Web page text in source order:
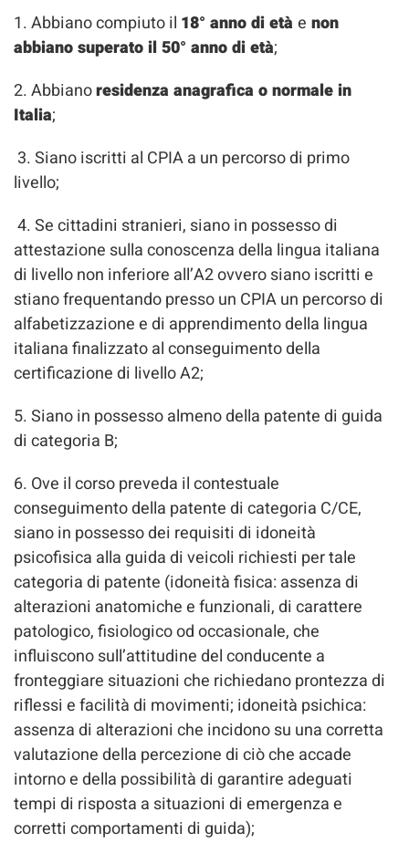
1. Abbiano compiuto il 18° anno di età e non
abbiano superato il 50° anno di età;
2. Abbianoresidenza anagrafica o normale in
Italia;
3. Siano iscritti al CPIA a un percorso di primo
livello;
4. Se cittadini stranieri, siano in possesso di
attestazione sulla conoscenza della lingua italiana
di livello non inferiore all’A2 ovvero siano iscritti e
stiano frequentando presso un CPIA un percorso di
alfabetizzazione e di apprendimento della lingua
italiana finalizzato al conseguimento della
certificazione di livello A2;
5. Siano in possesso almeno della patente di guida
di categoria B;
6. Ove il corso preveda il contestuale
conseguimento della patente di categoria C/CE,
siano in possesso dei requisiti di idoneità
psicofisica alla guida di veicoli richiesti per tale
categoria di patente (idoneità fisica: assenza di
alterazioni anatomiche e funzionali, di carattere
patologico, fisiologico od occasionale, che
influiscono sull’attitudine del conducente a
fronteggiare situazioni che richiedano prontezza di
riflessi e facilità di movimenti; idoneità psichica:
assenza di alterazioni che incidono su una corretta
valutazione della percezione di ciò che accade
intorno e della possibilità di garantire adeguati
tempi di risposta a situazioni di emergenza e
corretti comportamenti di guida);